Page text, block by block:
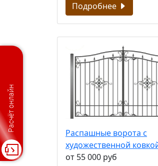
Подробнее
Распашные ворота с
художественной
от 55 000 руб
Расчёт онлайн